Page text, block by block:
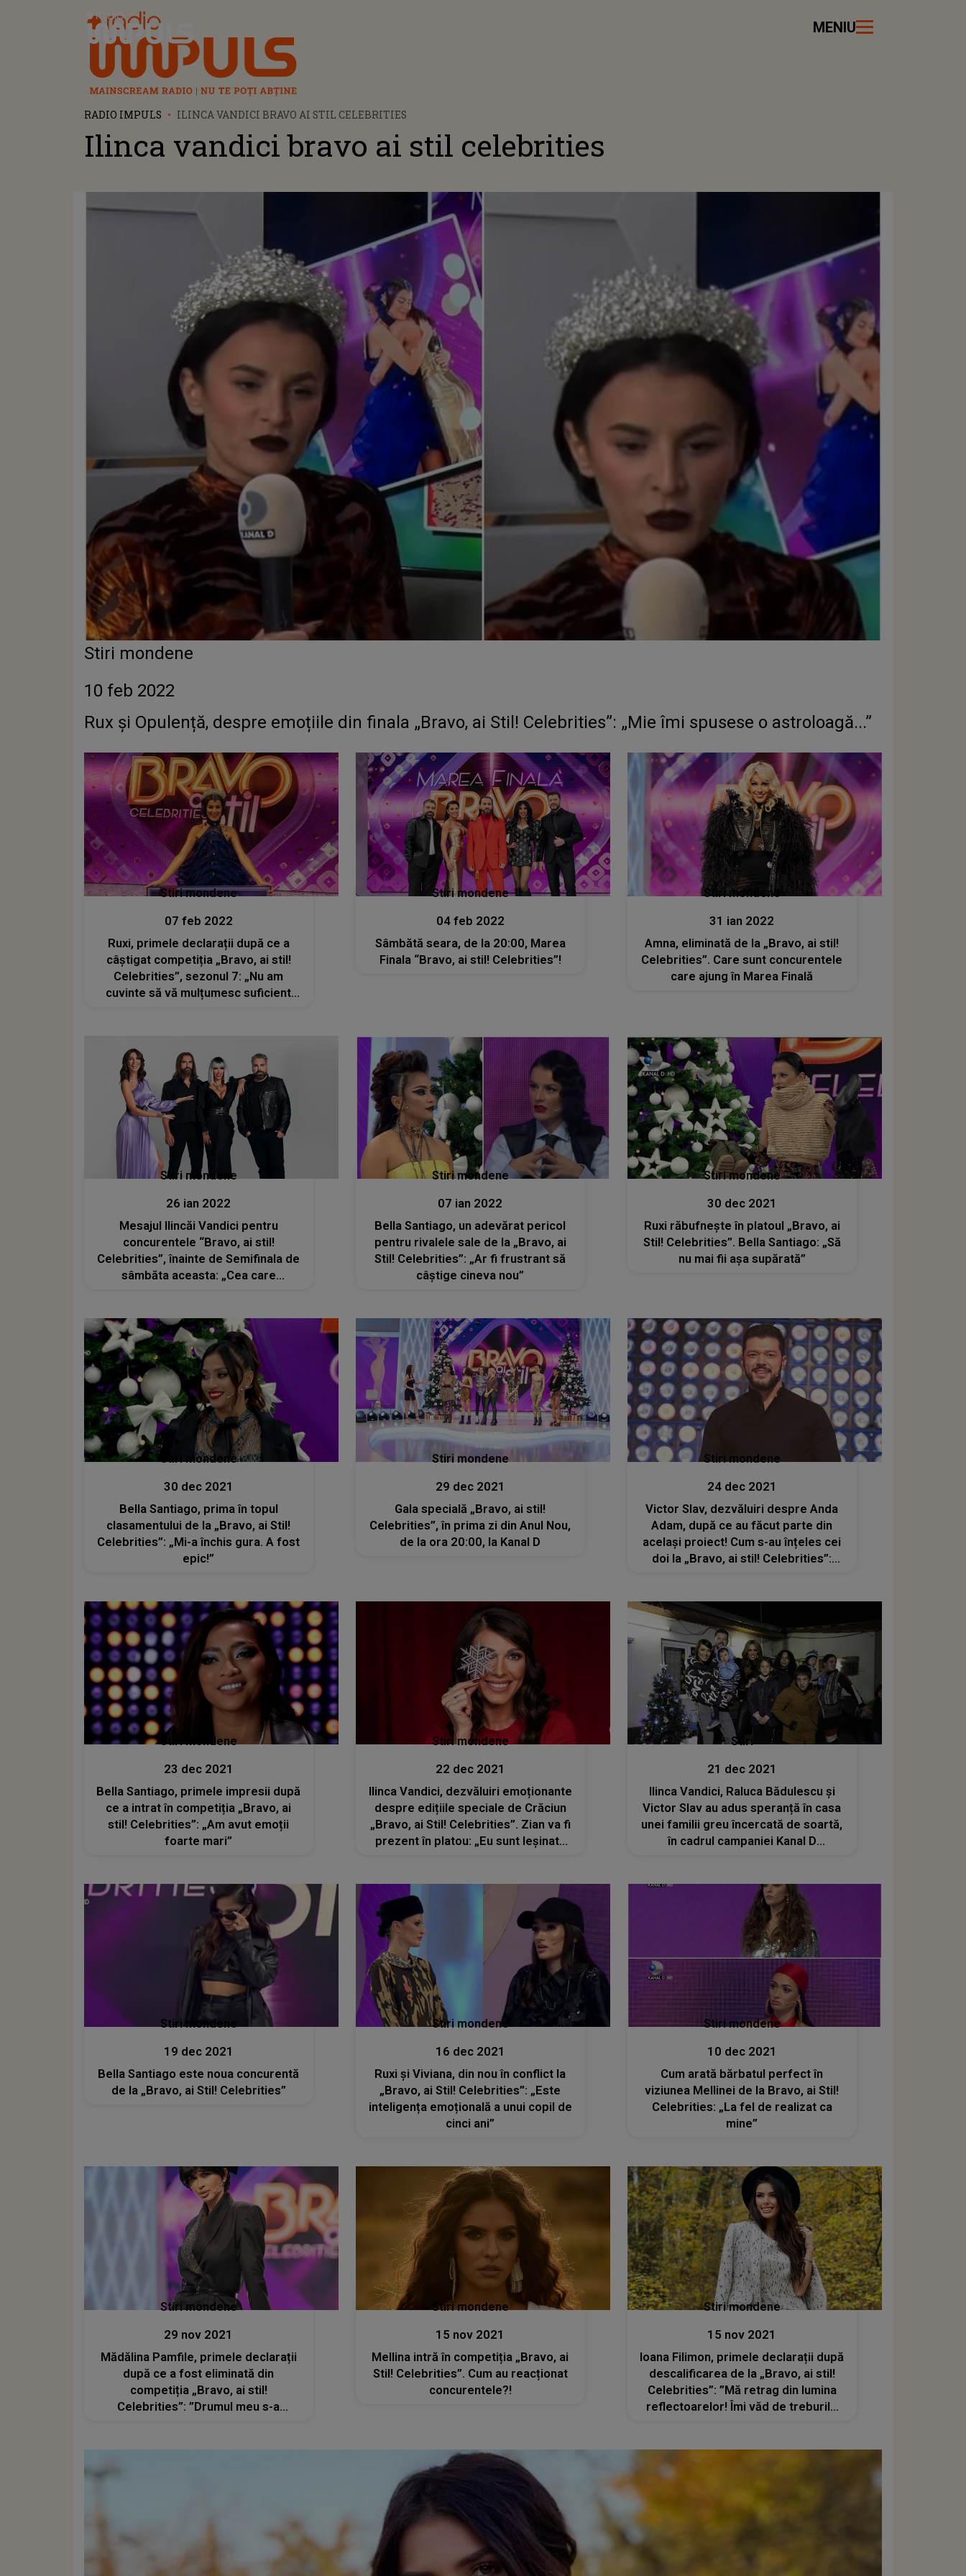
Radio Impuls MENIU
RADIO IMPULS ILINCA VANDICI BRAVO AI STIL CELEBRITIES
Ilinca vandici bravo ai stil celebrities
Stiri mondene
10 feb 2022
Rux și Opulență, despre emoțiile din finala „Bravo, ai Stil! Celebrities”: „Mie îmi spusese o astroloagă...”
Stiri mondene
07 feb 2022
Ruxi, primele declarații după ce a
câștigat competiția „Bravo, ai stil!
Celebrities”, sezonul 7: „Nu am
cuvinte să vă mulțumesc suficient
Stiri mondene
04 feb 2022
Sâmbătă seara, de la 20:00, Marea
Finala “Bravo, ai stil! Celebrities”!
Stiri mondene
31 ian 2022
Amna, eliminată de la „Bravo, ai stil!
Celebrities”. Care sunt concurentele
care ajung în Marea Finală
Stiri mondene
26 ian 2022
Mesajul Ilincăi Vandici pentru
concurentele “Bravo, ai stil!
Celebrities”, înainte de Semifinala de
sâmbăta aceasta: „Cea care
către Marea Finală”
Stiri mondene
07 ian 2022
Bella Santiago, un adevărat pericol
pentru rivalele sale de la „Bravo, ai
Stil! Celebrities”: „Ar fi frustrant să
câștige cineva nou”
Stiri mondene
30 dec 2021
Ruxi răbufnește în platoul „Bravo, ai
Stil! Celebrities”. Bella Santiago: „Să
nu mai fii așa supărată”
Stiri mondene
30 dec 2021
Bella Santiago, prima în topul
clasamentului de la „Bravo, ai Stil!
Celebrities”: „Mi-a închis gura. A fost
epic!”
Stiri mondene
29 dec 2021
Gala specială „Bravo, ai stil!
Celebrities”, în prima zi din Anul Nou,
de la ora 20:00, la Kanal D
Stiri mondene
24 dec 2021
Victor Slav, dezvăluiri despre Anda
Adam, după ce au făcut parte din
același proiect! Cum s-au înțeles cei
doi la „Bravo, ai stil! Celebrities”:
Stiri mondene
23 dec 2021
Bella Santiago, primele impresii după
ce a intrat în competiția „Bravo, ai
stil! Celebrities”: „Am avut emoții
foarte mari”
Stiri mondene
22 dec 2021
Ilinca Vandici, dezvăluiri emoționante
despre edițiile speciale de Crăciun
„Bravo, ai Stil! Celebrities”. Zian va fi
prezent în platou: „Eu sunt leșinată
Stiri
21 dec 2021
Ilinca Vandici, Raluca Bădulescu și
Victor Slav au adus speranță în casa
unei familii greu încercată de soartă,
în cadrul campaniei Kanal D
Stiri mondene
19 dec 2021
Bella Santiago este noua concurentă
de la „Bravo, ai Stil! Celebrities”
Stiri mondene
16 dec 2021
Ruxi și Viviana, din nou în conflict la
„Bravo, ai Stil! Celebrities”: „Este
inteligența emoțională a unui copil de
cinci ani”
Stiri mondene
10 dec 2021
Cum arată bărbatul perfect în
viziunea Mellinei de la Bravo, ai Stil!
Celebrities: „La fel de realizat ca
mine”
Stiri mondene
29 nov 2021
Mădălina Pamfile, primele declarații
după ce a fost eliminată din
competiția „Bravo, ai stil!
Celebrities”: ”Drumul meu s-a
Stiri mondene
15 nov 2021
Mellina intră în competiția „Bravo, ai
Stil! Celebrities”. Cum au reacționat
concurentele?!
Stiri mondene
15 nov 2021
Ioana Filimon, primele declarații după
descalificarea de la „Bravo, ai stil!
Celebrities”: ”Mă retrag din lumina
reflectoarelor! Îmi văd de treburile